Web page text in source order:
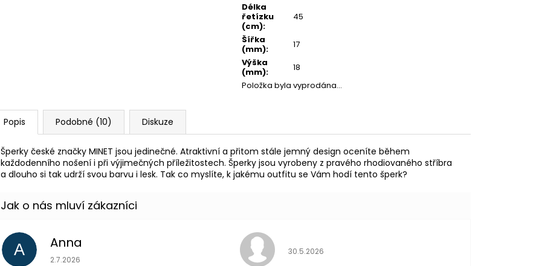
Délka
řetízku
(cm):
45
Šířka
(mm):
17
Výška
(mm):
18
Položka byla vyprodána…
Popis Podobné (10) Diskuze
Šperky české značky MINET jsou jedinečné. Atraktivní a přitom stále jemný design oceníte během
každodenního nošení i při výjimečných příležitostech. Šperky jsou vyrobeny z pravého rhodiovaného stříbra
a dlouho si tak udrží svou barvu i lesk. Tak co myslíte, k jakému outfitu se Vám hodí tento šperk?
A Anna
Hodnocení obchodu je 5 z 5 hvězdiček.
2.7.2026
Hodnocení obchodu je 5 z 5 hvězdiček.
30.5.2026